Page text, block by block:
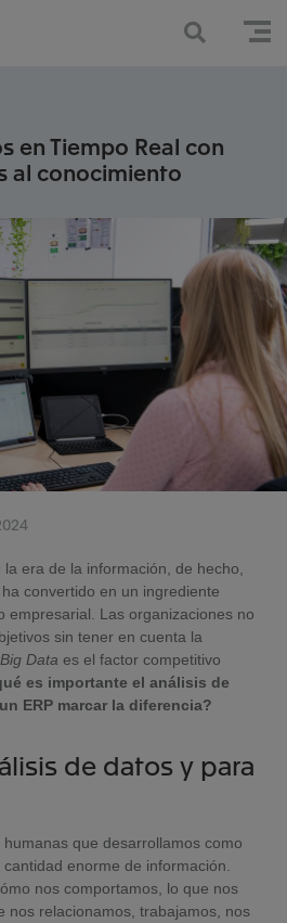
en Tiempo Real con
al conocimiento
era de la información, de hecho,
convertido en un ingrediente
empresarial. Las organizaciones no
sin tener en cuenta la
Big Data es el factor competitivo
es importante el análisis de
ERP marcar la diferencia?
de datos y para
que desarrollamos como
enorme de información.
nos comportamos, lo que nos
nos relacionamos, trabajamos, nos